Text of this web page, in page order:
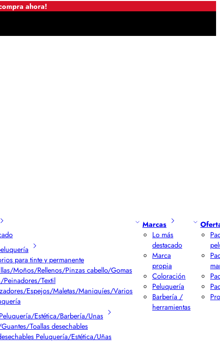
ahora!
para tinte y permanente
Moños/Rellenos/Pinzas cabello/Gomas
Peinadores/Textil
Espejos/Maletas/Maniquíes/Varios
Estética/Barbería/Unas
Toallas desechables
Peluquería/Estética/Uñas
Marcas
Lo más
destacado
Marca
propia
Coloración
Peluquería
Barbería /
herramientas